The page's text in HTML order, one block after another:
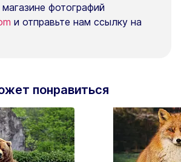
фотографий
и отправьте нам ссылку на
понравиться